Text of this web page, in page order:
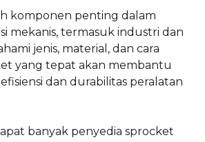
komponen penting dalam
mekanis, termasuk industri dan
jenis, material, dan cara
yang tepat akan membantu
dan durabilitas peralatan
banyak penyedia sprocket